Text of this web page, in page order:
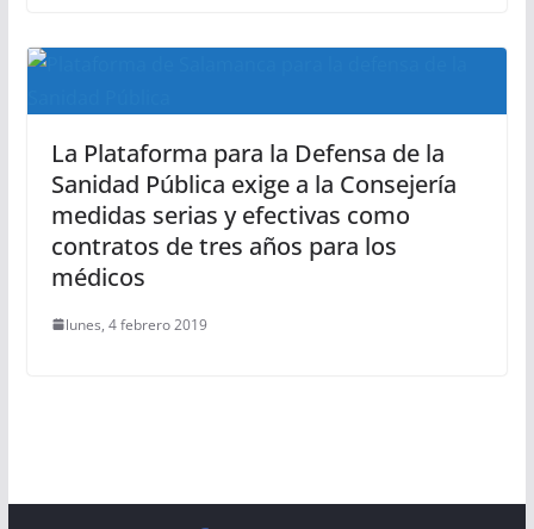
La Plataforma para la Defensa de la
Sanidad Pública exige a la Consejería
medidas serias y efectivas como
contratos de tres años para los
médicos
lunes, 4 febrero 2019